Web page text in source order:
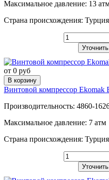
Максимальное давление: 13
Страна происхождения: Турция
от 0 руб
В корзину
Винтовой компрессор
Производительность: 4860-
Максимальное давление: 7 атм
Страна происхождения: Турция